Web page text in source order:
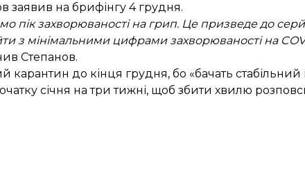
заявив на брифінгу 4 грудня.
пік захворюваності на грип. Це призведе до
з мінімальними цифрами захворюваності на
Степанов.
до кінця грудня, бо «бачать стабільний
січня на три тижні, щоб збити хвилю